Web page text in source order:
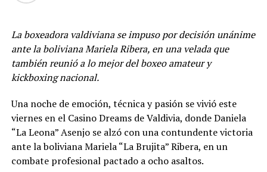
sumado a otro tipo de exigencias”, sostuvo.
A ello, Antio suma que “es una forma también de
reconocer nuestro entorno natural, nuestros bosques,
nuestro ecosistema, de una manera diferente y
realizando actividad física”.
La carrera tuvo dos largadas de 50 personas cada una y
se extendió hasta pasadas las 13 horas, donde recibieron
sus medallas de participación.
La boxeadora valdiviana se impuso por decisión unánime
ante la boliviana Mariela Ribera, en una velada que
también reunió a lo mejor del boxeo amateur y
kickboxing nacional.
Una noche de emoción, técnica y pasión se vivió este
viernes en el Casino Dreams de Valdivia, donde Daniela
“La Leona” Asenjo se alzó con una contundente victoria
ante la boliviana Mariela “La Brujita” Ribera, en un
combate profesional pactado a ocho asaltos.